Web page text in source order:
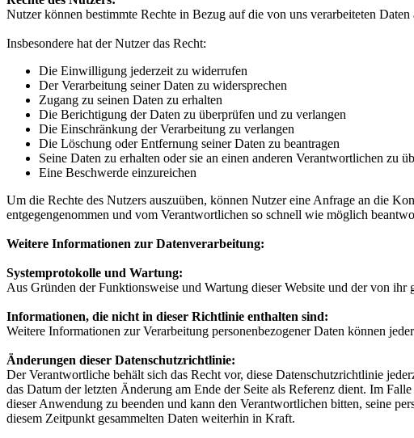
Nutzer können bestimmte Rechte in Bezug auf die von uns verarbeiteten Daten
Insbesondere hat der Nutzer das Recht:
Die Einwilligung jederzeit zu widerrufen
Der Verarbeitung seiner Daten zu widersprechen
Zugang zu seinen Daten zu erhalten
Die Berichtigung der Daten zu überprüfen und zu verlangen
Die Einschränkung der Verarbeitung zu verlangen
Die Löschung oder Entfernung seiner Daten zu beantragen
Seine Daten zu erhalten oder sie an einen anderen Verantwortlichen zu
Eine Beschwerde einzureichen
Um die Rechte des Nutzers auszuüben, können Nutzer eine Anfrage an die
entgegengenommen und vom Verantwortlichen so schnell wie möglich
Weitere Informationen zur Datenverarbeitung:
Systemprotokolle und Wartung:
Aus Gründen der Funktionsweise und Wartung dieser Website und der von
Informationen, die nicht in dieser Richtlinie enthalten sind:
Weitere Informationen zur Verarbeitung personenbezogener Daten können
Änderungen dieser Datenschutzrichtlinie:
Der Verantwortliche behält sich das Recht vor, diese Datenschutzrichtlinie
das Datum der letzten Änderung am Ende der Seite als Referenz dient. Im
dieser Anwendung zu beenden und kann den Verantwortlichen bitten, seine
diesem Zeitpunkt gesammelten Daten weiterhin in Kraft.